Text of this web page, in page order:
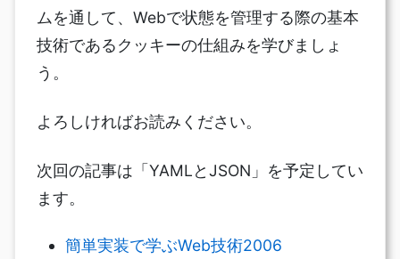
ムを通して、Webで状態を管理する際の基本
技術であるクッキーの仕組みを学びましょ
う。
よろしければお読みください。
次回の記事は「YAMLとJSON」を予定してい
ます。
簡単実装で学ぶWeb技術2006